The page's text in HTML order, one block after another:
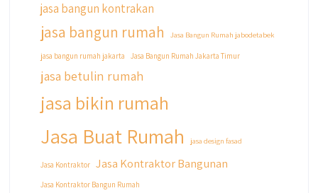
dan Renovasi rumah Di @qyusipersada
Untuk informasi lebih lanjut terkait program
di bio yaa
#jasabangunrumahjakarta
#jasarenovasirumahjakarta
#kontraktorjakarta #kontraktorbangunan
#kontraktorbangunanjakarta
#kontraktorbekasi #kontraktorinteriorjakarta
jasa bangun kontrakan
jasa bangun rumah Jasa Bangun Rumah jabodetabek
jasa bangun rumah jakarta Jasa Bangun Rumah Jakarta Timur
jasa betulin rumah
jasa bikin rumah
Jasa Buat Rumah jasa design fasad
Jasa Kontraktor Jasa Kontraktor Bangunan
Jasa Kontraktor Bangun Rumah